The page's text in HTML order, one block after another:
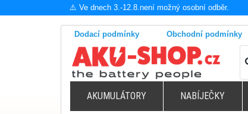
⚠️ Ve dnech 3.-12.8.není možný osobní odběr.
Dodací podmínky Obchodní podmínky
AKUMULÁTORY NABÍJEČKY